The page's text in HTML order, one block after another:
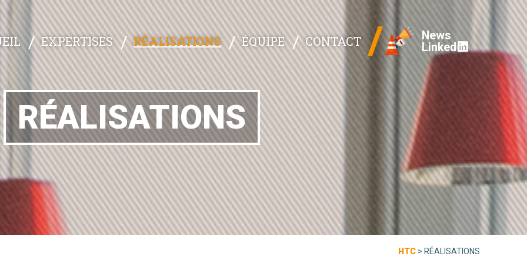
EXPERTISES RÉALISATIONS ÉQUIPE CONTACT
News
Linked
RÉALISATIONS
HTC > RÉALISATIONS